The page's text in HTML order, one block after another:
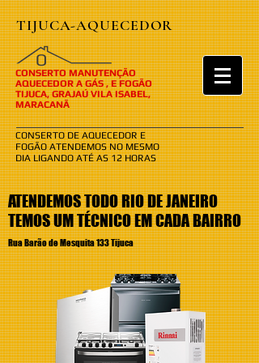
TIJUCA-AQUECEDOR
​​O
CONSERTO MANUTENÇÃO
AQUECEDOR A GÁS , E FOGÃO
TIJUCA, GRAJAÚ VILA ISABEL,
MARACANÃ
CONSERTO DE AQUECEDOR E
FOGÃO ATENDEMOS NO MESMO
DIA LIGANDO ATÉ AS 12 HORAS
ATENDEMOS TODO RIO DE JANEIRO
TEMOS UM TÉCNICO EM CADA BAIRRO
Rua Barão de Mesquita 133 Tijuca